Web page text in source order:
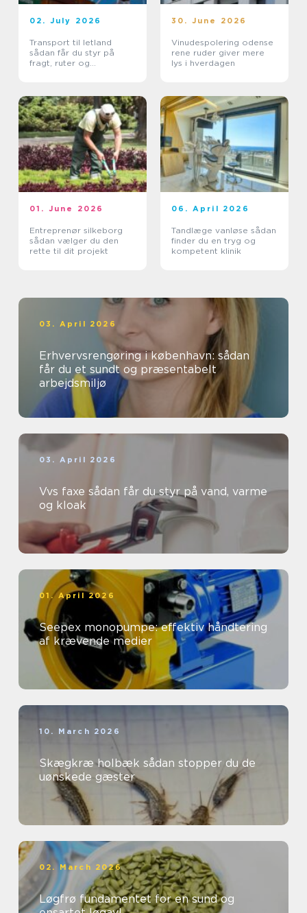
02. July 2026
Transport til letland
sådan får du styr på
fragt, ruter og
30. June 2026
Vinudespolering odense
rene ruder giver mere
lys i hverdagen
01. June 2026
Entreprenør silkeborg
sådan vælger du den
rette til dit projekt
06. April 2026
Tandlæge vanløse sådan
finder du en tryg og
kompetent klinik
03. April 2026
Erhvervsrengøring i københavn: sådan
får du et sundt og præsentabelt
arbejdsmiljø
03. April 2026
Vvs faxe sådan får du styr på vand, varme
og kloak
01. April 2026
Seepex monopumpe: effektiv håndtering
af krævende medier
10. March 2026
Skægkræ holbæk sådan stopper du de
uønskede gæster
02. March 2026
Løgfrø fundamentet for en sund og